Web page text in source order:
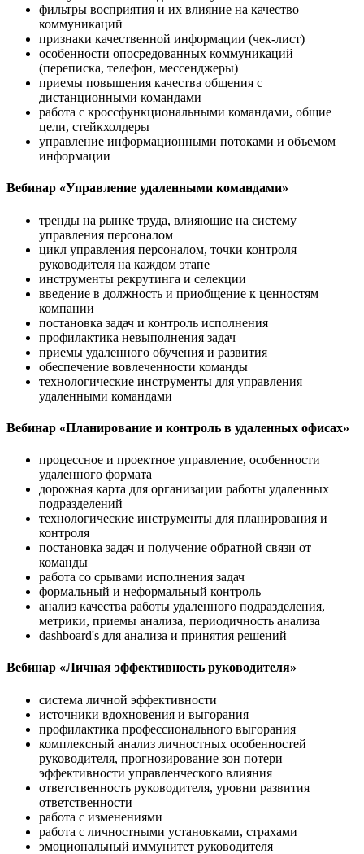
фильтры восприятия и их влияние на качество
коммуникаций
признаки качественной информации (чек-лист)
особенности опосредованных коммуникаций
(переписка, телефон, мессенджеры)
приемы повышения качества общения с
дистанционными командами
работа с кроссфункциональными командами, общие
цели, стейкхолдеры
управление информационными потоками и объемом
информации
Вебинар «Управление удаленными командами»
тренды на рынке труда, влияющие на систему
управления персоналом
цикл управления персоналом, точки контроля
руководителя на каждом этапе
инструменты рекрутинга и селекции
введение в должность и приобщение к ценностям
компании
постановка задач и контроль исполнения
профилактика невыполнения задач
приемы удаленного обучения и развития
обеспечение вовлеченности команды
технологические инструменты для управления
удаленными командами
Вебинар «Планирование и контроль в удаленных офисах»
процессное и проектное управление, особенности
удаленного формата
дорожная карта для организации работы удаленных
подразделений
технологические инструменты для планирования и
контроля
постановка задач и получение обратной связи от
команды
работа со срывами исполнения задач
формальный и неформальный контроль
анализ качества работы удаленного подразделения,
метрики, приемы анализа, периодичность анализа
dashboard's для анализа и принятия решений
Вебинар «Личная эффективность руководителя»
система личной эффективности
источники вдохновения и выгорания
профилактика профессионального выгорания
комплексный анализ личностных особенностей
руководителя, прогнозирование зон потери
эффективности управленческого влияния
ответственность руководителя, уровни развития
ответственности
работа с изменениями
работа с личностными установками, страхами
эмоциональный иммунитет руководителя